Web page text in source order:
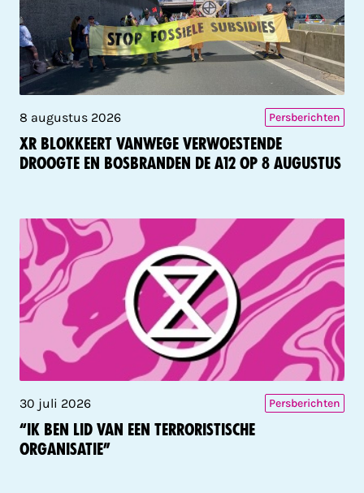
8 augustus 2026 Persberichten
XR blokkeert vanwege verwoestende
droogte en bosbranden de A12 op 8 augustus
30 juli 2026 Persberichten
“Ik ben lid van een terroristische
organisatie”